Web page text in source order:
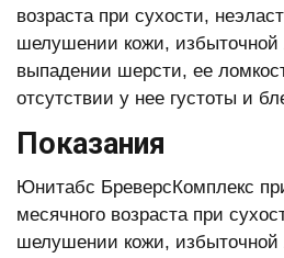
возраста при сухости,
шелушении кожи, избыточной
выпадении шерсти, ее
отсутствии у нее густоты и
Показания
Юнитабс БреверсКомплекс
месячного возраста при
шелушении кожи, избыточной